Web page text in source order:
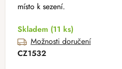
místo k sezení.
Skladem (11 ks)
Možnosti doručení
CZ1532